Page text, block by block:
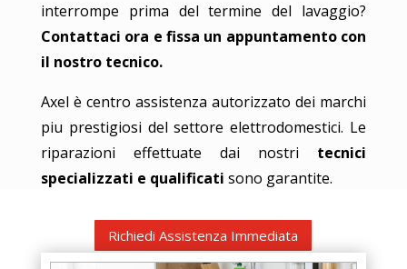
interrompe prima del termine del lavaggio?
Contattaci ora e fissa un appuntamento con
il nostro tecnico.
Axel è centro assistenza autorizzato dei marchi
piu prestigiosi del settore elettrodomestici. Le
riparazioni effettuate dai nostri tecnici
specializzati e qualificati sono garantite.
Richiedi Assistenza Immediata